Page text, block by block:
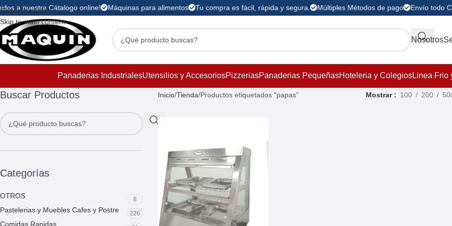
Skip to navigation
Skip to main content
a nuestra Cátalogo online! Máquinas para alimentos Tu compra es fácil, rápida y segura. Múltiples Métodos de pago Envío todo
Nosotros
Panaderias IndustrialesUtensilios y AccesoriosPizzeriasPanaderias PequeñasHoteleria y ColegiosLinea Frio
Buscar Productos
Categorías
OTROS 8
Pastelerias y Muebles Cafes y Postre 226
Comidas Rapidas
Inicio Tienda Productos etiquetados “papas” Mostrar 100 200